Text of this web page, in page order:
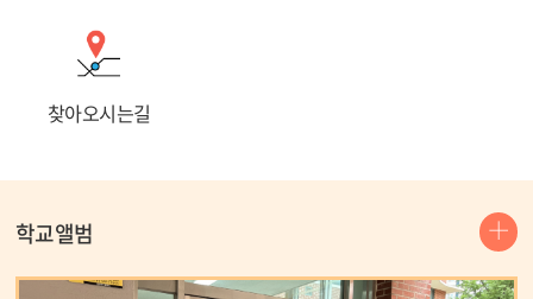
여름방학
여름방학
11
여름방학
14
여름방학
15
여름방학
찾아오시는길
학교앨범
더
보
기